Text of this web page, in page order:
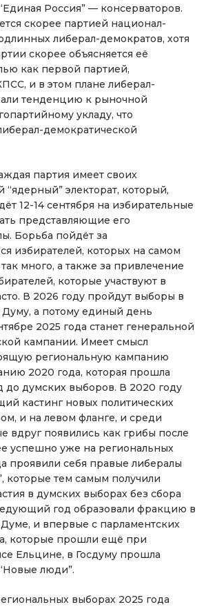
Россия” — консерваторов.
скорее партией национал-
либерал-демократов, хотя
скорее объясняется её
как первой партией,
и в этом плане либерал-
тенденцию к рыночной
укладу, что
демократической
партия имеет своих
“ядерный” электорат, который,
12-14 сентября на избирательные
представляющие его
Борьба пойдёт за
избирателей, которых на самом
много, а также за привлечение
которые участвуют в
В 2026 году пройдут выборы в
Думу, а потому единый день
2025 года станет генеральной
кампании. Имеет смысл
региональную кампанию
2020 года, которая прошла
до думских выборов. В 2020 году
кастинг новых политических
и на левом фланге, и среди
вдруг появились как грибы после
успешно уже на региональных
проявили себя правые либералы
которые тем самым получили
в думских выборах без сбора
год образовали фракцию в
и впервые с парламентских
которые прошли ещё при
Ельцине, в Госдуму прошла
люди”.
выборах 2025 года